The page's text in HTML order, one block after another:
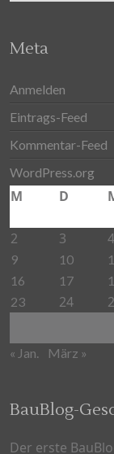
Meta
Anmelden
Eintrags-Feed
Kommentar-Feed
WordPress.org
M D
2
3 4
9 10
16 17
23 24
« Jan. März »
BauBlog-
Der erste